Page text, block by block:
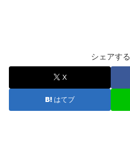
シェアする
X
はてブ